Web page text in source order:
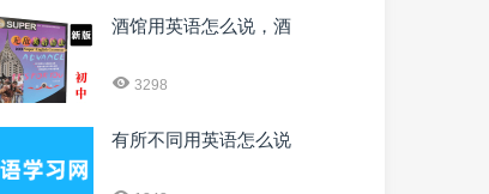
酒馆用英语怎么说，酒
3298
有所不同用英语怎么说